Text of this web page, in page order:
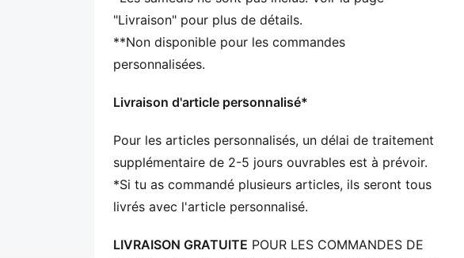
Bout : Arrondi
Fermeture : Fermeture à lacets
Talon : Talon plat
Détails de la marque Daniëlle Cathari sur la languette
"Livraison" pour plus de détails.
**Non disponible pour les commandes
personnalisées.
Livraison d'article personnalisé*
Pour les articles personnalisés, un délai de traitement
supplémentaire de 2-5 jours ouvrables est à prévoir.
*Si tu as commandé plusieurs articles, ils seront tous
livrés avec l'article personnalisé.
LIVRAISON GRATUITE POUR LES COMMANDES DE